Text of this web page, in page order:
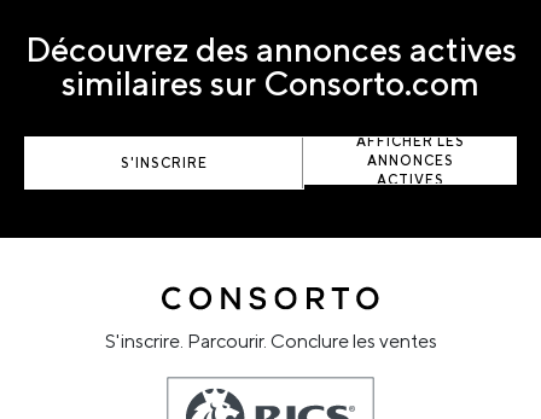
Découvrez des annonces actives
similaires sur Consorto.com
S'INSCRIRE
AFFICHER LES
ANNONCES
ACTIVES
S'inscrire. Parcourir. Conclure les ventes